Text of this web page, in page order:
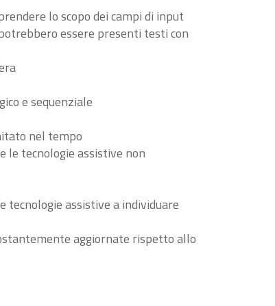
lo scopo dei campi di input
essere presenti testi con
e sequenziale
nel tempo
le tecnologie assistive non
tecnologie assistive a individuare
aggiornate rispetto allo